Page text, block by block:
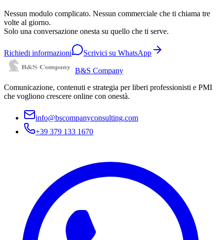
Nessun modulo complicato. Nessun commerciale che ti chiama tre
volte al giorno.
Solo una conversazione onesta su quello che ti serve.
Richiedi informazioni Scrivici su WhatsApp
B&S Company
Comunicazione, contenuti e strategia per liberi professionisti e PMI
che vogliono crescere online con onestà.
info@bscompanyconsulting.com
+39 379 133 1670